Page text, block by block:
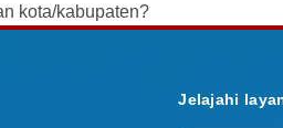
kota/kabupaten?
Jelajahi